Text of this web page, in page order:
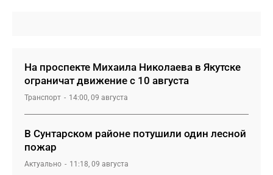
На проспекте Михаила Николаева в Якутске
ограничат движение с 10 августа
Транспорт 14:00, 09 августа
В Сунтарском районе потушили один лесной
пожар
Актуально 11:18, 09 августа